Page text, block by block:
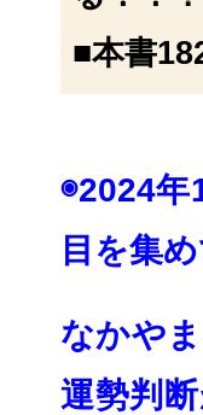
■本書
◉2024年
目を集
なかや
運勢判断